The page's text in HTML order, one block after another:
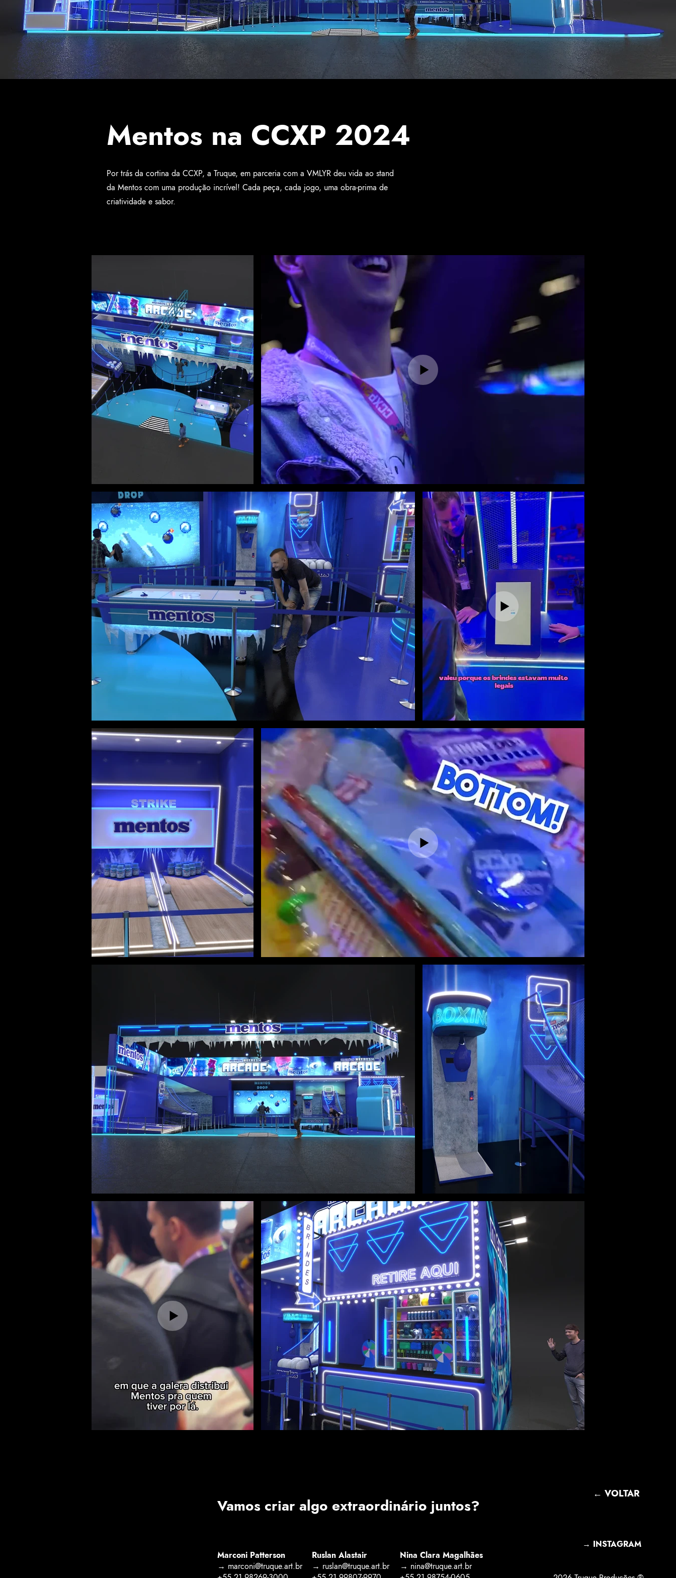
Mentos na CCXP 2024
Por trás da cortina da CCXP, a Truque, em parceria com a VMLYR deu vida ao stand
da Mentos com uma produção incrível! Cada peça, cada jogo, uma obra-prima de
criatividade e sabor.
Get Inspired
Vamos criar algo extraordinário juntos?
← VOLTAR
→ INSTAGRAM
Marconi Patterson
→ marconi@truque.art.br
Ruslan Alastair
→ ruslan@truque.art.br
Nina Clara Magalhães
→ nina@truque.art.br